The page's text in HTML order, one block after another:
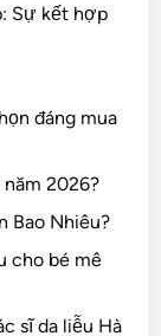
Sự kết hợp
đáng mua
2026?
Bao Nhiêu?
cho bé mê
sĩ da liễu Hà